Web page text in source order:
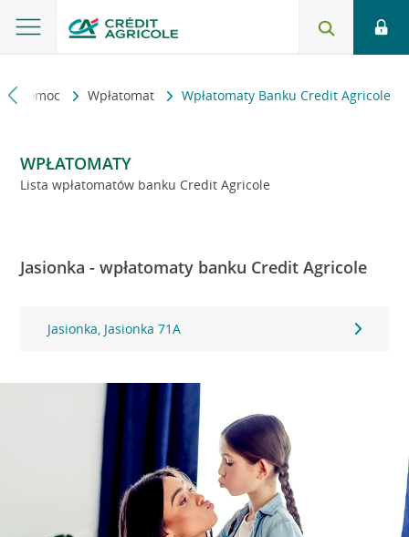
i pomoc Wpłatomat Wpłatomaty Banku Credit Agricole
WPŁATOMATY
Lista wpłatomatów banku Credit Agricole
Jasionka - wpłatomaty banku Credit Agricole
Jasionka, Jasionka 71A